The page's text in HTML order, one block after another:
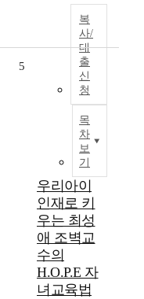
복
사/
대
출
신
청
목
차
보
기
5
우리아이
인재로 키
우는 최성
애 조벽교
수의
H.O.P.E 자
녀교육법